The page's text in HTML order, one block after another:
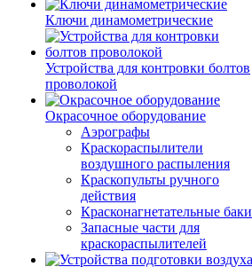
Ключи динамометрические
Устройства для контровки болтов
проволокой
Окрасочное оборудование
Аэрографы
Краскораспылители
воздушного распыления
Краскопульты ручного
действия
Красконагнетательные баки
Запасные части для
краскораспылителей